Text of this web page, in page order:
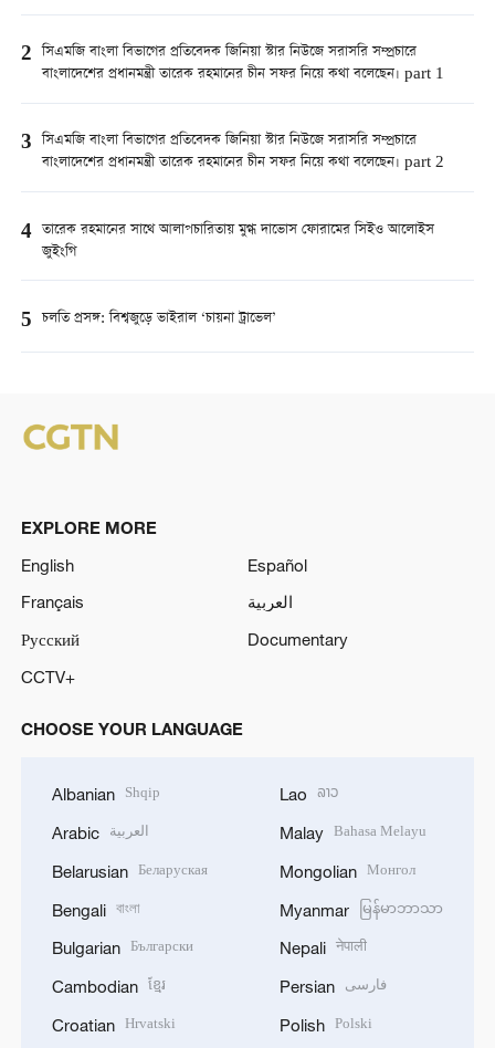
2 সিএমজি বাংলা বিভাগের প্রতিবেদক জিনিয়া স্টার নিউজে সরাসরি সম্প্রচারে
বাংলাদেশের প্রধানমন্ত্রী তারেক রহমানের চীন সফর নিয়ে কথা বলেছেন। part 1
3 সিএমজি বাংলা বিভাগের প্রতিবেদক জিনিয়া স্টার নিউজে সরাসরি সম্প্রচারে
বাংলাদেশের প্রধানমন্ত্রী তারেক রহমানের চীন সফর নিয়ে কথা বলেছেন। part 2
4 তারেক রহমানের সাথে আলাপচারিতায় মুগ্ধ দাভোস ফোরামের সিইও আলোইস
জুইংগি
5 চলতি প্রসঙ্গ: বিশ্বজুড়ে ভাইরাল ‘চায়না ট্রাভেল’
EXPLORE MORE
English
Español
Français
العربية
Русский
Documentary
CCTV+
CHOOSE YOUR LANGUAGE
Albanian Shqip
Arabic العربية
Belarusian Беларуская
Bengali বাংলা
Bulgarian Български
Cambodian ខ្មែរ
Croatian Hrvatski
Lao ລາວ
Malay Bahasa Melayu
Mongolian Монгол
Myanmar မြန်မာဘာသာ
Nepali नेपाली
Persian فارسی
Polish Polski